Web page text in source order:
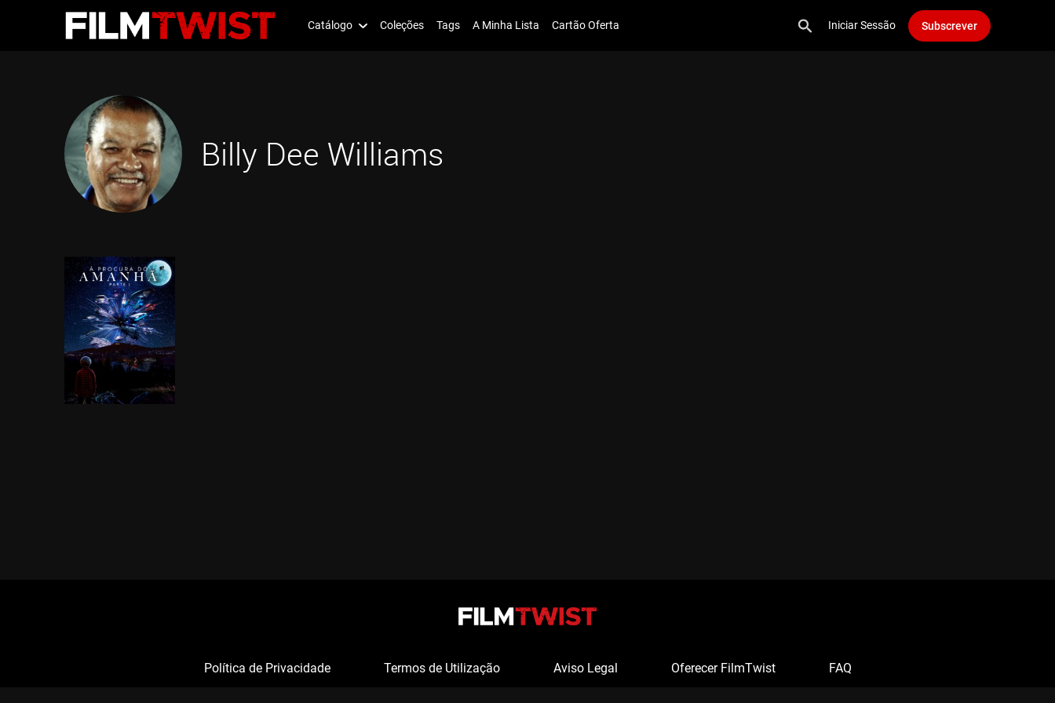
Catálogo Coleções Tags A Minha Lista Cartão Oferta Iniciar Sessão Subscrever
Billy Dee Williams
Política de Privacidade Termos de Utilização Aviso Legal Oferecer FilmTwist FAQ